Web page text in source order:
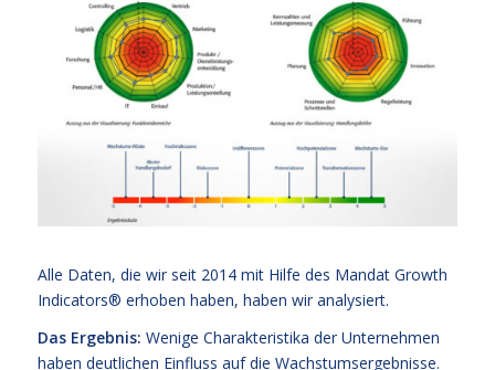
Alle Daten, die wir seit 2014 mit Hilfe des Mandat Growth
Indicators® erhoben haben, haben wir analysiert.
Das Ergebnis: Wenige Charakteristika der Unternehmen
haben deutlichen Einfluss auf die Wachstumsergebnisse.